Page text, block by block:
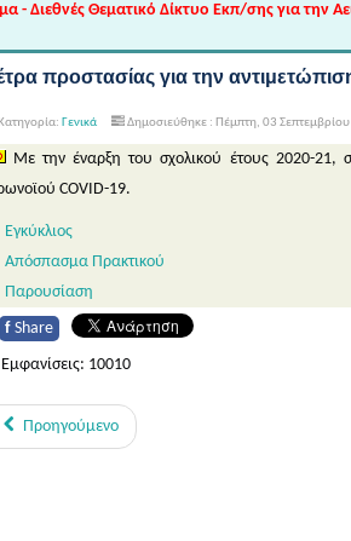
- Διεθνές Θεματικό Δίκτυο Εκπ/σης για την
προστασίας για την
Γενικά Δημοσιεύθηκε : Πέμπτη, 03
Με την έναρξη του σχολικού έτους 2020-21,
COVID-19.
Εγκύκλιος
Απόσπασμα Πρακτικού
Παρουσίαση
f Share
Εμφανίσεις: 10010
Προηγούμενο